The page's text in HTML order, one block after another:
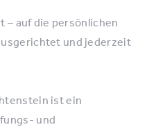
– auf die persönlichen
und jederzeit
ist ein
und